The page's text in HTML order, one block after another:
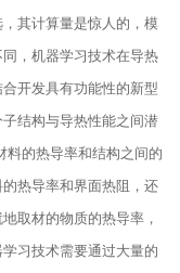
其计算量是惊人的，模
，机器学习技术在导热
开发具有功能性的新型
结构与导热性能之间潜
料的热导率和结构之间的
热导率和界面热阻，还
取材的物质的热导率，
习技术需要通过大量的